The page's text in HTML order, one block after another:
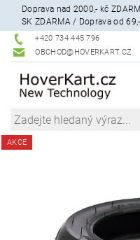
Doprava nad 2000,- kč
SK ZDARMA / Doprava od
+420 734 445 796
OBCHOD@HOVERKART.CZ
AKCE